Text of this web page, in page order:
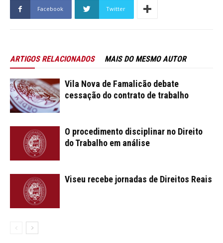
Facebook Twitter
ARTIGOS RELACIONADOS MAIS DO MESMO AUTOR
Vila Nova de Famalicão debate
cessação do contrato de trabalho
O procedimento disciplinar no Direito
do Trabalho em análise
Viseu recebe jornadas de Direitos Reais